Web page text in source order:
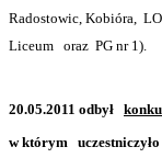
Radostowic, Kobióra,
Liceum oraz PG nr 1).
20.05.2011 odbył
w którym
uczestniczyło